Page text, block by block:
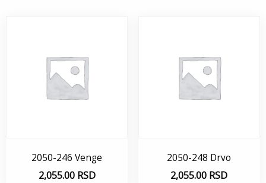
2050-246 Venge
2,055.00 RSD
2050-248 Drvo
2,055.00 RSD